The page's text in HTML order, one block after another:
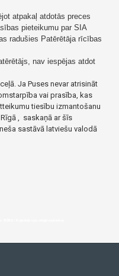
atpakaļ atdotās preces
pieteikumu par SIA
radušies Patērētāja rīcības
nav iespējas atdot
Ja Puses nevar atrisināt
vai prasība, kas
tiesību izmantošanu
, saskaņā ar šīs
sastāvā latviešu valodā